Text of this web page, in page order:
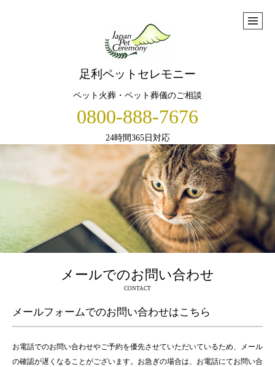
足利ペットセレモニー
ペット火葬・ペット葬儀のご相談
0800-888-7676
24時間365日対応
メールでのお問い合わせ
CONTACT
メールフォームでのお問い合わせはこちら
お電話でのお問い合わせやご予約を優先させていただいているため、メール
の確認が遅くなることがございます。お急ぎの場合は、お電話にてお問い合